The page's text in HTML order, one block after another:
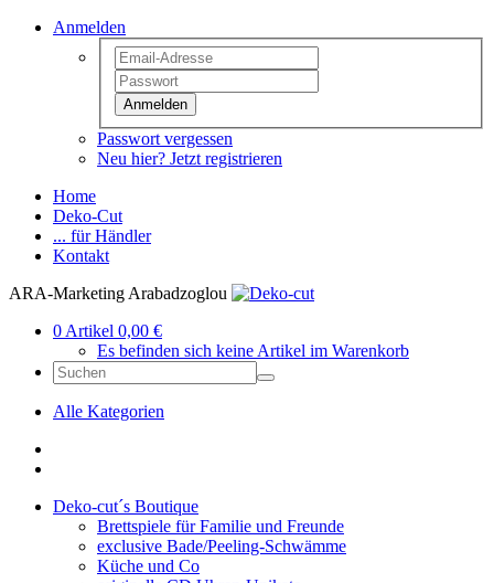
Anmelden
Anmelden
Passwort vergessen
Neu hier? Jetzt registrieren
Home
Deko-Cut
... für Händler
Kontakt
ARA-Marketing Arabadzoglou
0 Artikel 0,00 €
Es befinden sich keine Artikel im Warenkorb
Alle Kategorien
Deko-cut´s Boutique
Brettspiele für Familie und Freunde
exclusive Bade/Peeling-Schwämme
Küche und Co